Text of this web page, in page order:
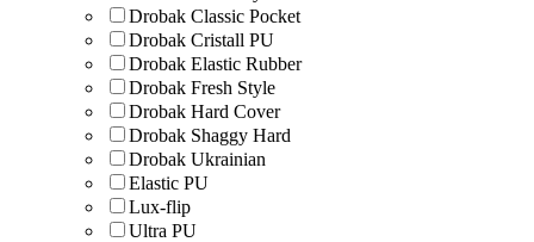
Drobak Classic Pocket
Drobak Cristall PU
Drobak Elastic Rubber
Drobak Fresh Style
Drobak Hard Cover
Drobak Shaggy Hard
Drobak Ukrainian
Elastic PU
Lux-flip
Ultra PU